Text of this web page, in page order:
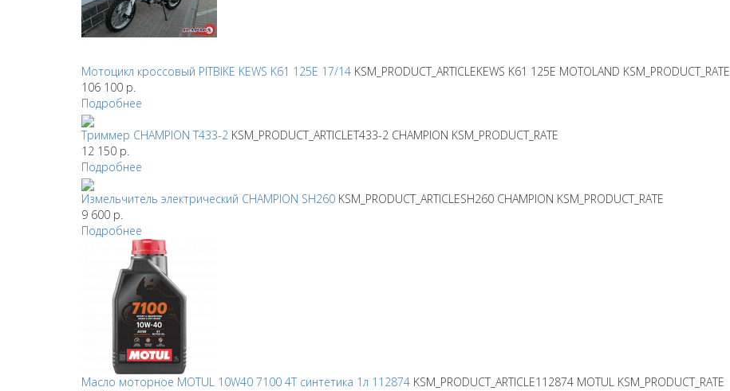
Мотоцикл кроссовый PITBIKE KEWS K61 125E 17/14 KSM_PRODUCT_ARTICLEKEWS K61 125E MOTOLAND KSM_PRODUCT_RATE
106 100 р.
Подробнее
Триммер CHAMPION T433-2 KSM_PRODUCT_ARTICLET433-2 CHAMPION KSM_PRODUCT_RATE
12 150 р.
Подробнее
Измельчитель электрический CHAMPION SH260 KSM_PRODUCT_ARTICLESH260 CHAMPION KSM_PRODUCT_RATE
9 600 р.
Подробнее
Масло моторное MOTUL 10W40 7100 4T синтетика 1л 112874 KSM_PRODUCT_ARTICLE112874 MOTUL KSM_PRODUCT_RATE